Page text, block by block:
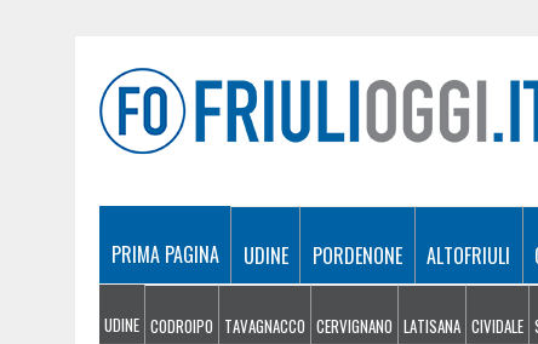
PRIMA PAGINA UDINE PORDENONE ALTOFRIULI
UDINE CODROIPO TAVAGNACCO CERVIGNANO LATISANA CIVIDALE